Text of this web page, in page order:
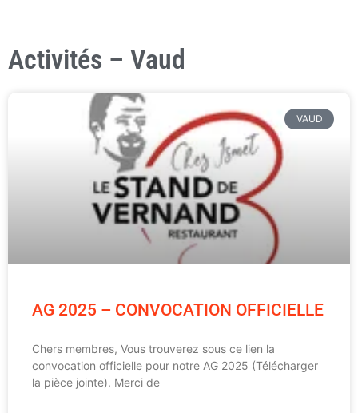
Activités – Vaud
VAUD
AG 2025 – CONVOCATION OFFICIELLE
Chers membres, Vous trouverez sous ce lien la
convocation officielle pour notre AG 2025 (Télécharger
la pièce jointe). Merci de